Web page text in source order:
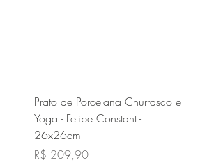
Prato de Porcelana Churrasco e
Yoga - Felipe Constant -
26x26cm
Preço
R$ 209,90